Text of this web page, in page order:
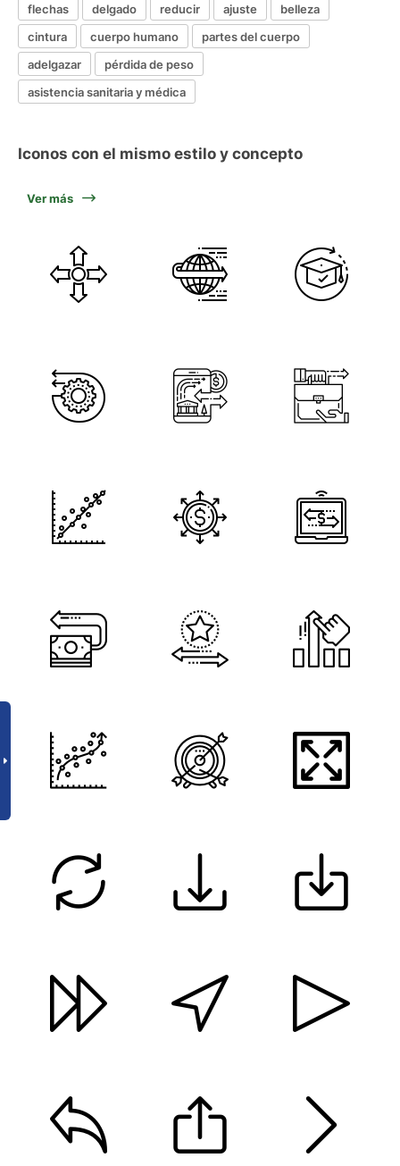
flechas delgado reducir ajuste
belleza
cintura
cuerpo humano
partes del cuerpo
adelgazar
pérdida de peso
asistencia sanitaria y médica
Iconos con el mismo estilo y concepto
Ver más